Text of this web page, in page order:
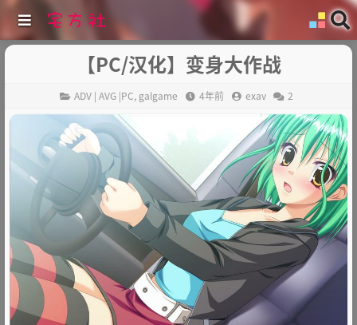
【PC/汉化】变身大作战
ADV | AVG |PC, galgame 4年前 exav 2